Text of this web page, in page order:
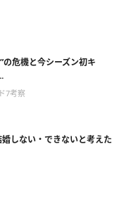
の危機と今シーズン初キ
7考察
しない・できないと考えた